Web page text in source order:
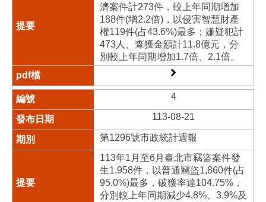
濟案件計273件，較上年同期增加
188件(增2.2倍)，以侵害智慧財產
權119件(占43.6%)最多；嫌疑犯計
473人、查獲金額計11.8億元，分
別較上年同期增加1.7倍、2.1倍。
4
113-08-21
第1296號市政統計週報
113年1月至6月臺北市竊盜案件發
生1,958件，以普通竊盜1,860件(占
95.0%)最多，破獲率達104.75%，
分別較上年同期減少4.8%、3.9%及